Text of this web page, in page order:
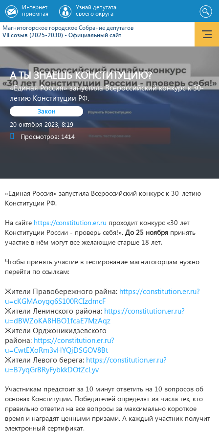
Магнитогорское городское Cобрание депутатов
VII созыв (2025-2030) - Официальный сайт
Интернет
приёмная
Узнай депутата
своего округа
А ТЫ ЗНАЕШЬ КОНСТИТУЦИЮ?
«Единая Россия» запустила Всероссийский конкурс к 30-
летию Конституции РФ.
Закон
20 октября 2023, 8:19
Просмотров: 1414
«Единая Россия» запустила Всероссийский конкурс к 30-летию
Конституции РФ.
На сайте https://constitution.er.ru проходит конкурс «30 лет
Конституции России - проверь себя!». До 25 ноября принять
участие в нём могут все желающие старше 18 лет.
Чтобы принять участие в тестирование магнитогорцам нужно
перейти по ссылкам:
Жители Правобережного райна: https://constitution.er.ru?
u=cKGMAoygg6S100RCIzdmcF
Жители Ленинского района: https://constitution.er.ru?
u=dBWZoKA8HBO1fcaE7MzAqz
Жители Орджоникидзевского
района: https://constitution.er.ru?
u=CwtEXoRm3vHYQjDSGOV8Bt
Жители Левого берега: https://constitution.er.ru?
u=B7yqGrBRyFybkkDOtZcLyv
Участникам предстоит за 10 минут ответить на 10 вопросов об
основах Конституции. Победителей определят из числа тех, кто
правильно ответил на все вопросы за максимально короткое
время и наградят ценными призами. А каждый участник получит
электронный сертификат.